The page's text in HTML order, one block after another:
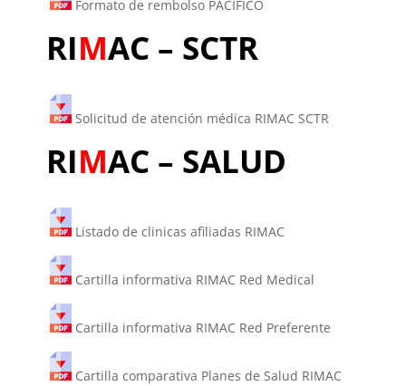
Formato de rembolso PACIFICO
RIMAC – SCTR
Solicitud de atención médica RIMAC SCTR
RIMAC – SALUD
Listado de clinicas afiliadas RIMAC
Cartilla informativa RIMAC Red Medical
Cartilla informativa RIMAC Red Preferente
Cartilla comparativa Planes de Salud RIMAC